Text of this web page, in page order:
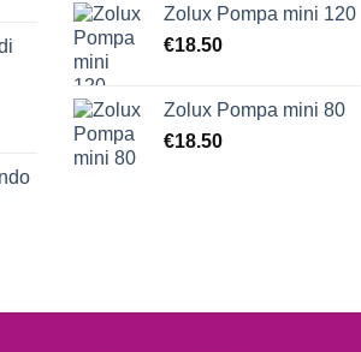
Zolux Pompa mini 120
€18.50
Zolux Pompa mini 80
€18.50